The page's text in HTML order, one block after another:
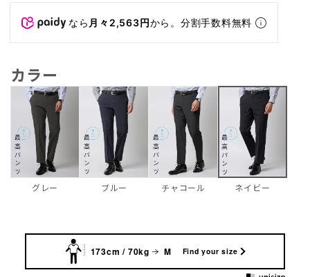
なら 月々2,563円から。分割手数料無料
カラー
グレー ブルー チャコール ネイビー
173cm / 70kg M Find your size